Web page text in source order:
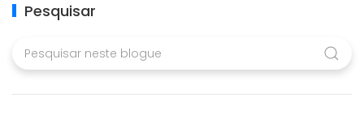
Pesquisar